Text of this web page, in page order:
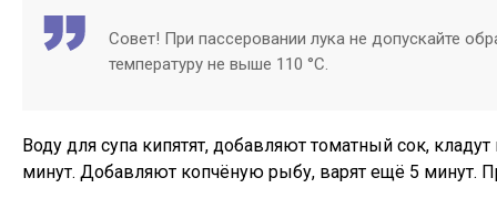
Совет! При пассеровании лука не допускайте
температуру не выше 110 °С.
Воду для супа кипятят, добавляют томатный сок,
минут. Добавляют копчёную рыбу, варят ещё 5 минут.